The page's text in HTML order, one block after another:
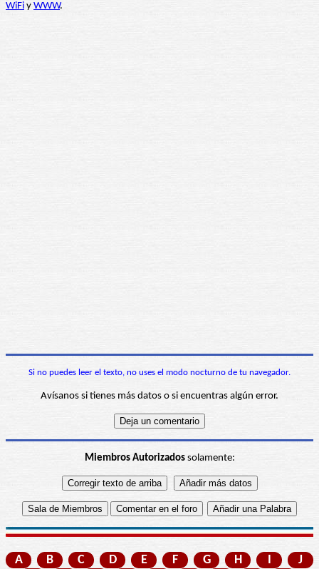
WiFi y WWW.
Si no puedes leer el texto, no uses el modo nocturno de tu navegador.
Avísanos si tienes más datos o si encuentras algún error.
Miembros Autorizadossolamente:
A B C D E F G H I
J